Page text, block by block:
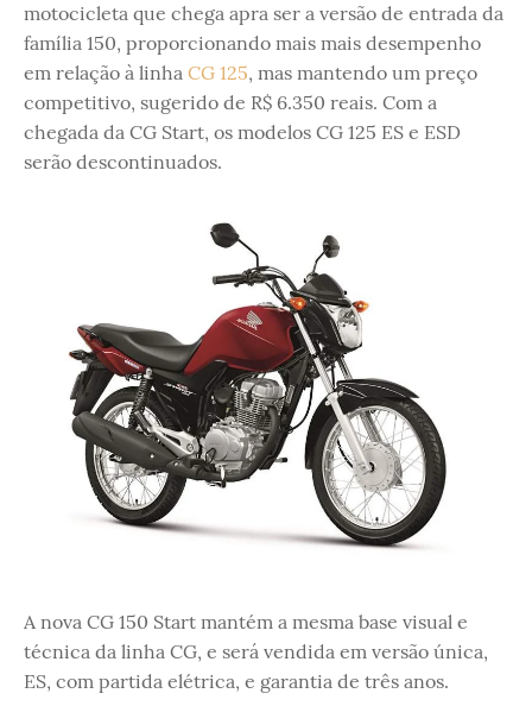
motocicleta que chega apra ser a versão de entrada da
família 150, proporcionando mais mais desempenho
em relação à linha CG 125, mas mantendo um preço
competitivo, sugerido de R$ 6.350 reais. Com a
chegada da CG Start, os modelos CG 125 ES e ESD
serão descontinuados.
A nova CG 150 Start mantém a mesma base visual e
técnica da linha CG, e será vendida em versão única,
ES, com partida elétrica, e garantia de três anos.